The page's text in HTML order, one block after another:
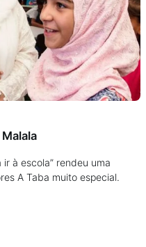
à escola” rendeu uma
A Taba muito especial.